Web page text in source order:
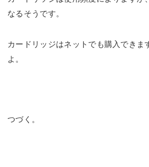
なるそうです。
カードリッジはネットでも購入できま
よ。
つづく。